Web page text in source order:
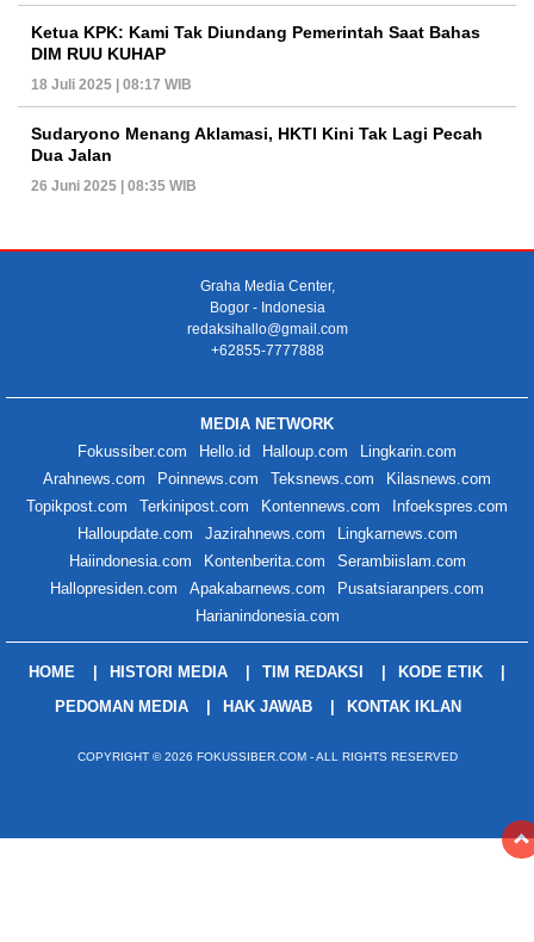
Ketua KPK: Kami Tak Diundang Pemerintah Saat Bahas
DIM RUU KUHAP
18 Juli 2025 | 08:17 WIB
Sudaryono Menang Aklamasi, HKTI Kini Tak Lagi Pecah
Dua Jalan
26 Juni 2025 | 08:35 WIB
Graha Media Center,
Bogor - Indonesia
redaksihallo@gmail.com
+62855-7777888
MEDIA NETWORK
Fokussiber.com
Hello.id Halloup.com
Lingkarin.com
Arahnews.com
Poinnews.com Teksnews.com
Kilasnews.com
Topikpost.com
Terkinipost.com Kontennews.com
Infoekspres.com
Halloupdate.com
Jazirahnews.com
Lingkarnews.com
Haiindonesia.com
Kontenberita.com
Serambiislam.com
Hallopresiden.com
Apakabarnews.com
Pusatsiaranpers.com
Harianindonesia.com
HOME HISTORI MEDIA TIM REDAKSI
KODE ETIK
PEDOMAN MEDIA
HAK JAWAB KONTAK IKLAN
COPYRIGHT © 2026 FOKUSSIBER.COM - ALL RIGHTS RESERVED